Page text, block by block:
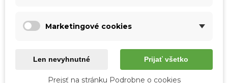
Tabuľka vlastností
Marketingové cookies
Len nevyhnutné Prijať všetko
Prejsť na stránku Podrobne o cookies